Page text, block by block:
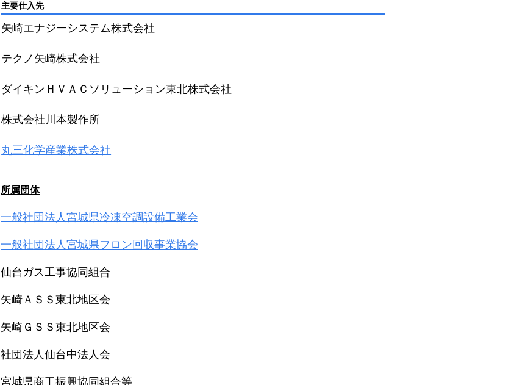
主要仕入先
矢崎エナジーシステム株式会社
テクノ矢崎株式会社
ダイキンＨＶＡＣソリューション東北株式会社
株式会社川本製作所
丸三化学産業株式会社
所属団体
一般社団法人宮城県冷凍空調設備工業会
一般社団法人宮城県フロン回収事業協会
仙台ガス工事協同組合
矢崎ＡＳＳ東北地区会
矢崎ＧＳＳ東北地区会
社団法人仙台中法人会
宮城県商工振興協同組合等